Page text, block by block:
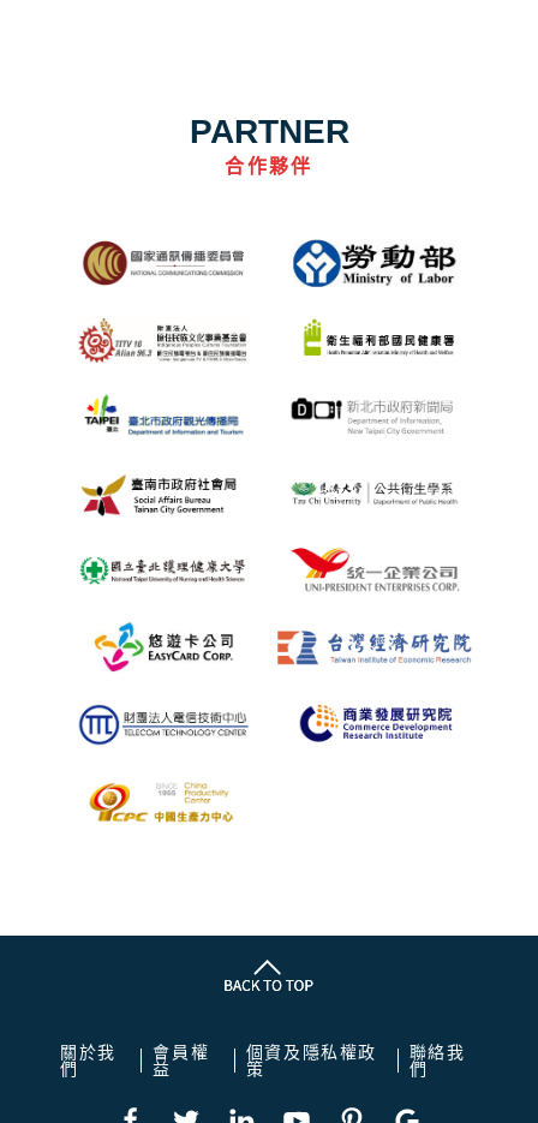
PARTNER
合作夥伴
關於我
們
會員權
益
個資及隱私權政
策
聯絡我
們